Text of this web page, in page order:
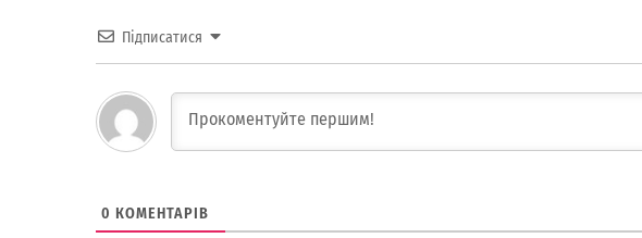
Підписатися
0 КОМЕНТАРІВ